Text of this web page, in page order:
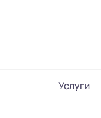
Услуги